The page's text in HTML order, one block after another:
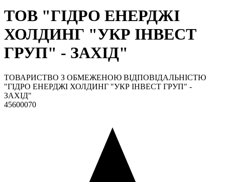
ТОВ "ГІДРО ЕНЕРДЖІ
ХОЛДИНГ "УКР ІНВЕСТ
ГРУП" - ЗАХІД"
ТОВАРИСТВО З ОБМЕЖЕНОЮ ВІДПОВІДАЛЬНІСТЮ
"ГІДРО ЕНЕРДЖІ ХОЛДИНГ "УКР ІНВЕСТ ГРУП" -
ЗАХІД"
45600070